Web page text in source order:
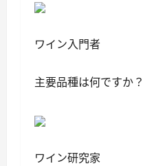
ワイン入門者
主要品種は何ですか？
ワイン研究家